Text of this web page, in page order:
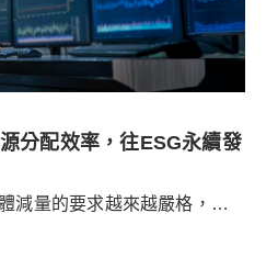
分配效率，往ESG永續發
減量的要求越來越嚴格，加
，製造業等大型產業的營運
應鏈要求的碳盤查標準與淨